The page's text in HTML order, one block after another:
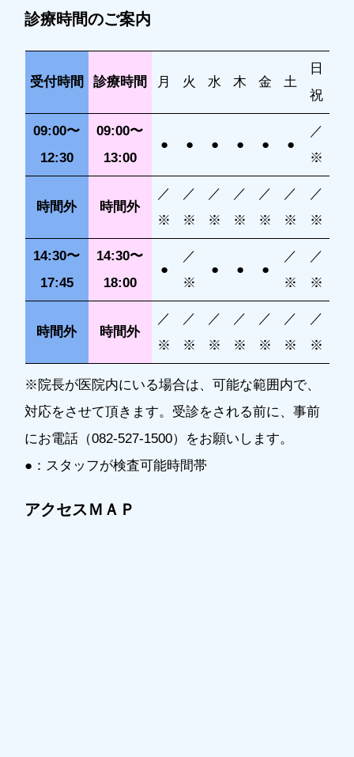
診療時間のご案内
受付時間 診療時間 月 火 水 木 金 土
日
祝
09:00〜
12:30
09:00〜
13:00
● ● ● ● ● ●
／
※
時間外 時間外
／
※
／
※
／
※
／
※
／
※
／
※
／
※
14:30〜
17:45
14:30〜
18:00
●
／
※
● ● ●
／
※
／
※
時間外 時間外
／
※
／
※
／
※
／
※
／
※
／
※
／
※
※院長が医院内にいる場合は、可能な範囲内で、
対応をさせて頂きます。受診をされる前に、事前
にお電話（082-527-1500）をお願いします。
●：スタッフが検査可能時間帯
アクセスＭＡＰ